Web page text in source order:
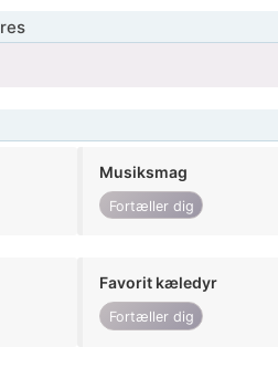
Musiksmag
Fortæller dig
Favorit kæledyr
Fortæller dig